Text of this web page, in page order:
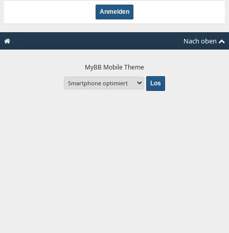
Nach oben
MyBB Mobile Theme